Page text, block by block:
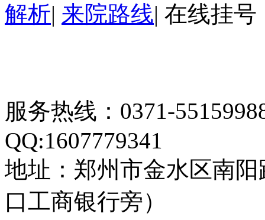
解析| 来院路线| 在线挂号
服务热线：0371-
QQ:1607779341
地址：郑州市金水区南
口工商银行旁）